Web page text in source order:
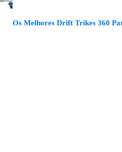
Os Melhores Drift Trikes 360